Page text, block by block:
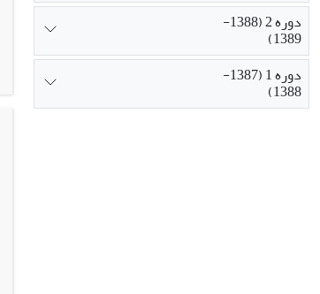
دوره 2 (1388-
1389)
دوره 1 (1387-
1388)